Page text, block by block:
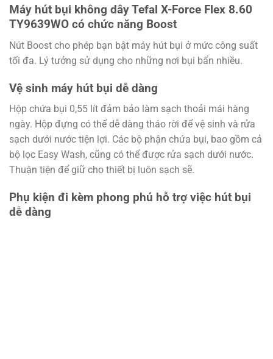
Máy hút bụi không dây Tefal X-Force Flex 8.60
TY9639WO có chức năng Boost
Nút Boost cho phép bạn bật máy hút bụi ở mức công suất
tối đa. Lý tưởng sử dụng cho những nơi bụi bẩn nhiều.
Vệ sinh máy hút bụi dễ dàng
Hộp chứa bụi 0,55 lít đảm bảo làm sạch thoải mái hàng
ngày. Hộp đựng có thể dễ dàng tháo rời để vệ sinh và rửa
sạch dưới nước tiện lợi. Các bộ phận chứa bụi, bao gồm cả
bộ lọc Easy Wash, cũng có thể được rửa sạch dưới nước.
Thuận tiện để giữ cho thiết bị luôn sạch sẽ.
Phụ kiện đi kèm phong phú hỗ trợ việc hút bụi
dễ dàng